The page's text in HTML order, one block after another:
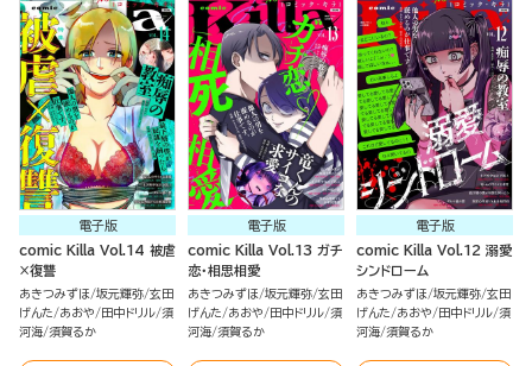
電子版
comic Killa Vol.14 被虐
×復讐
あきつみずほ 坂元輝弥 玄田
げんた
あおや 田中ドリル 須
河海 須賀るか
電子版
comic Killa Vol.13 ガチ
恋・相思相愛
あきつみずほ 坂元輝弥 玄田
げんた
あおや 田中ドリル 須
河海 須賀るか
電子版
comic Killa Vol.12 溺愛
シンドローム
あきつみずほ 坂元輝弥 玄田
げんた
あおや 田中ドリル 須
河海 須賀るか